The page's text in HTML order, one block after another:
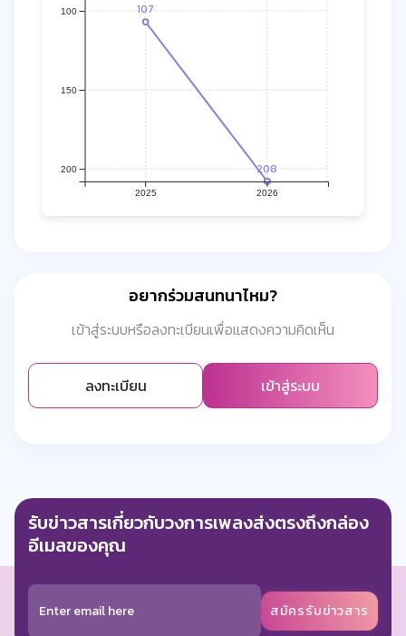
107
208
2025 2026
200
150
100
อยากร่วมสนทนาไหม?
เข้าสู่ระบบหรือลงทะเบียนเพื่อแสดงความคิดเห็น
ลงทะเบียน เข้าสู่ระบบ
รับข่าวสารเกี่ยวกับวงการเพลงส่งตรงถึงกล่อง
อีเมลของคุณ
สมัครรับข่าวสาร